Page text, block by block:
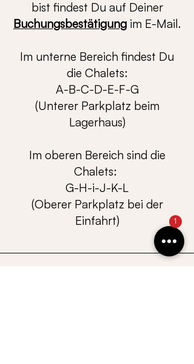
bist findest Du auf Deiner
Buchungsbestätigung im E-Mail.
Im unterne Bereich findest Du
die Chalets:
A-B-C-D-E-F-G
(Unterer Parkplatz beim
Lagerhaus)
Im oberen Bereich sind die
Chalets:
G-H-i-J-K-L
(Oberer Parkplatz bei der
Einfahrt)
1